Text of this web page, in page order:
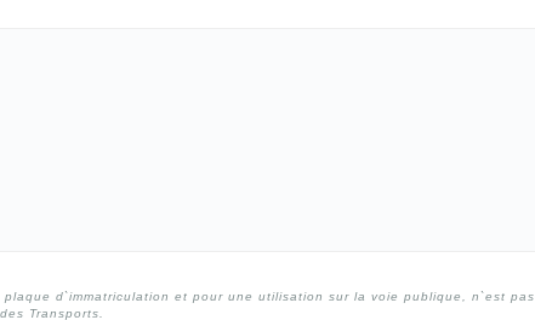
d`immatriculation et pour une utilisation sur la voie publique, n`est pas
Transports.